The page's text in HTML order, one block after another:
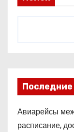
Последние
Авиарейсы
расписание,